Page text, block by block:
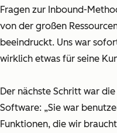
Fragen zur Inbound-
von der großen
beeindruckt. Uns war
wirklich etwas für seine
Der nächste Schritt war
Software: „Sie war
Funktionen, die wir